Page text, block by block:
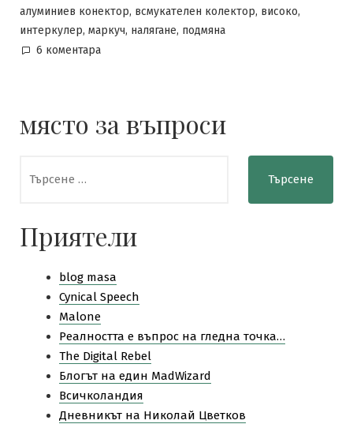
алуминиев конектор, всмукателен колектор, високо,
интеркулер, маркуч, налягане, подмяна
6 коментараза
интеркулер
място за въпроси
за:
Приятели
blog masa
Cynical Speech
Malone
Pеалността е въпрос на гледна точка…
The Digital Rebel
Блогът на един MadWizard
Всичколандия
Дневникът на Николай Цветков